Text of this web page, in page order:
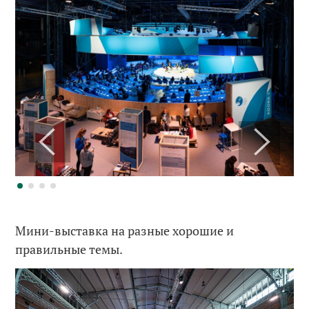
Мини-выставка на разные хорошие и
правильные темы.